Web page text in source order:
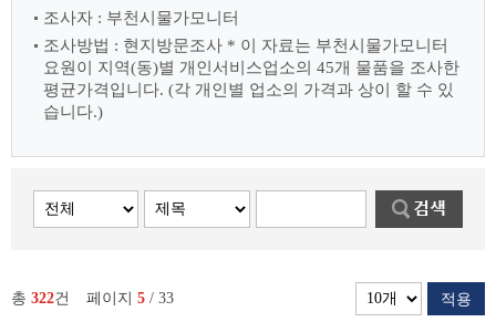
조사자 : 부천시물가모니터
조사방법 : 현지방문조사 * 이 자료는 부천시물가모니터
요원이 지역(동)별 개인서비스업소의 45개 물품을 조사한
평균가격입니다. (각 개인별 업소의 가격과 상이 할 수 있
습니다.)
총 322건 페이지 5 / 33 적용